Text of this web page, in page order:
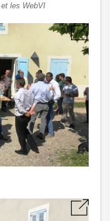
les WebVI